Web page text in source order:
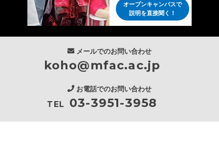
オープンキャンパスで
説明を直接聞く！
メールでのお問い合わせ
koho@mfac.ac.jp
お電話でのお問い合わせ
TEL 03-3951-3958